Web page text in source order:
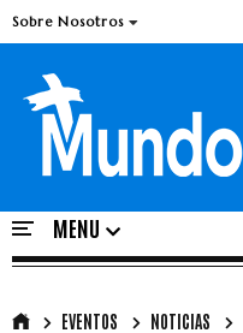
Sobre Nosotros
EVENTOS NOTICIAS